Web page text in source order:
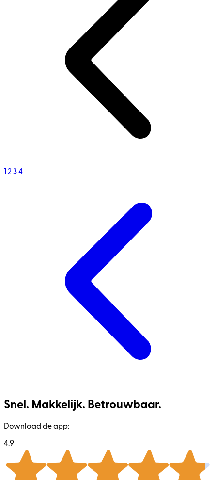
1 234
Snel. Makkelijk. Betrouwbaar.
Download de app:
4.9